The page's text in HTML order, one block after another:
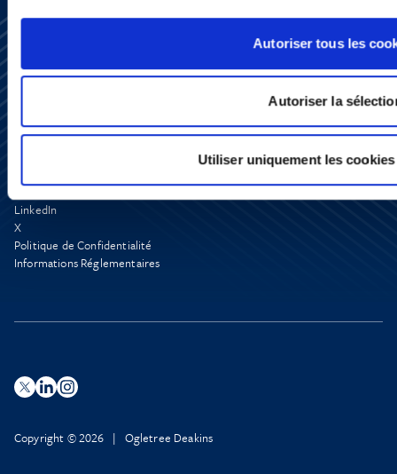
Autoriser tous les
Autoriser la
Utiliser uniquement les
S’abonner
YouTube
LinkedIn
X
Politique de Confidentialité
Informations Réglementaires
Copyright © 2026 | Ogletree Deakins